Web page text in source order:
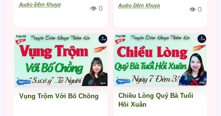
Audio Đêm Khuya 👁 0 Audio Đêm Khuya 👁 0
Vụng Trộm Với Bố Chồng
Chiều Lòng Quý Bà Tuổi
Hồi Xuân